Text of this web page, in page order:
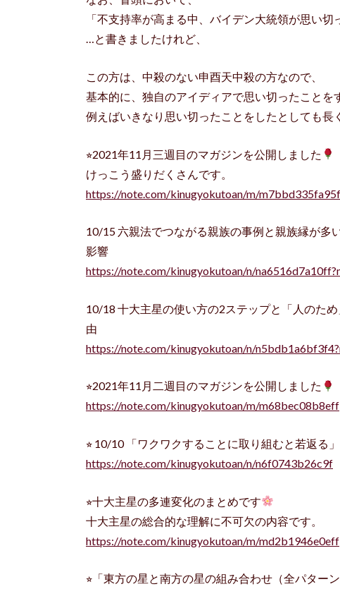
「不支持率が高まる中、バイデン大統領が思い切
…と書きましたけれど、
この方は、中殺のない申酉天中殺の方なので、
基本的に、独自のアイディアで思い切ったことを
例えばいきなり思い切ったことをしたとしても長
⭐︎2021年11月三週目のマガジンを公開しました
けっこう盛りだくさんです。
https://note.com/kinugyokutoan/m/m7bbd335fa95f
10/15 六親法でつながる親族の事例と親族縁が多
影響
https://note.com/kinugyokutoan/n/
10/18 十大主星の使い方の2ステップと「人のた
由
https://note.com/kinugyokutoan/n/
⭐︎2021年11月二週目のマガジンを公開しました
https://note.com/kinugyokutoan/m/m68bec08b8eff
⭐︎ 10/10 「ワクワクすることに取り組むと若返る
https://note.com/kinugyokutoan/n/n6f0743b26c9f
⭐︎十大主星の多連変化のまとめです
十大主星の総合的な理解に不可欠の内容です。
https://note.com/kinugyokutoan/m/md2b1946e0eff
⭐︎「東方の星と南方の星の組み合わせ（全パター